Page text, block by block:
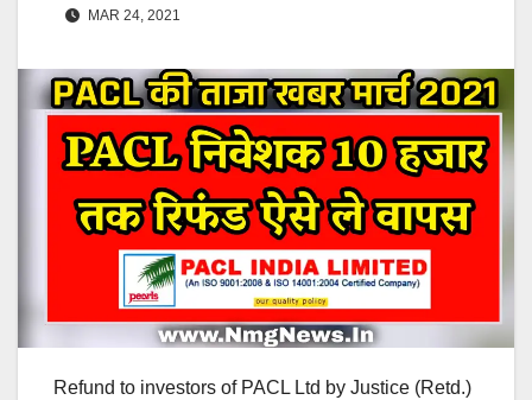
MAR 24, 2021
Refund to investors of PACL Ltd by Justice (Retd.)